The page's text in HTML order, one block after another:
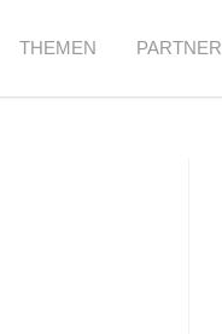
THEMEN PARTNER